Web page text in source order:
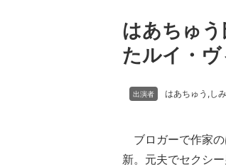
はあちゅ
たルイ・
はあちゅう ,し
ブロガーで作家の
新。元夫でセクシ